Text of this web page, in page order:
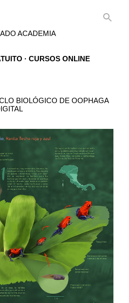
ACADEMIA
CURSOS ONLINE
BIOLÓGICO DE OOPHAGA